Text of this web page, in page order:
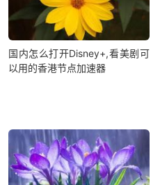
国内怎么打开Disney+,看美剧可
以用的香港节点加速器